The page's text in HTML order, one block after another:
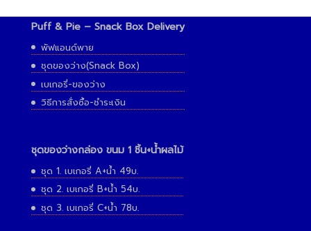
Puff & Pie – Snack Box Delivery
พัฟแอนด์พาย
ชุดของว่าง(Snack Box)
เบเกอรี่-ของว่าง
วิธีการสั่งซื้อ-ชำระเงิน
ชุดของว่างกล่อง ขนม 1 ชิ้น+น้ำผลไม้
ชุด 1. เบเกอรี่ A+น้ำ 49บ.
ชุด 2. เบเกอรี่ B+น้ำ 54บ.
ชุด 3. เบเกอรี่ C+น้ำ 78บ.